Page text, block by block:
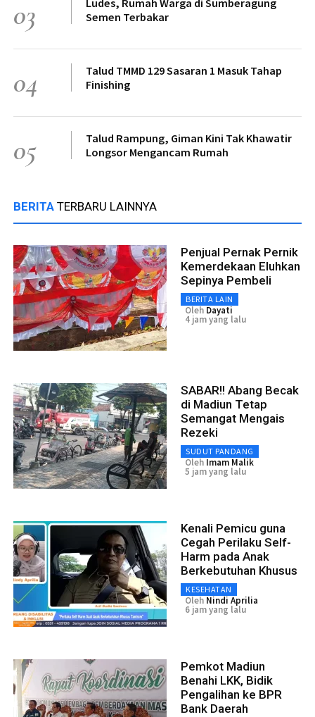
03
Ludes, Rumah Warga di Sumberagung
Semen Terbakar
04
Talud TMMD 129 Sasaran 1 Masuk Tahap
Finishing
05
Talud Rampung, Giman Kini Tak Khawatir
Longsor Mengancam Rumah
BERITA TERBARU LAINNYA
Penjual Pernak Pernik
Kemerdekaan Eluhkan
Sepinya Pembeli
BERITA LAIN
Oleh Dayati
4 jam yang lalu
SABAR!! Abang Becak
di Madiun Tetap
Semangat Mengais
Rezeki
SUDUT PANDANG
Oleh Imam Malik
5 jam yang lalu
Kenali Pemicu guna
Cegah Perilaku Self-
Harm pada Anak
Berkebutuhan Khusus
KESEHATAN
Oleh Nindi Aprilia
6 jam yang lalu
Pemkot Madiun
Benahi LKK, Bidik
Pengalihan ke BPR
Bank Daerah